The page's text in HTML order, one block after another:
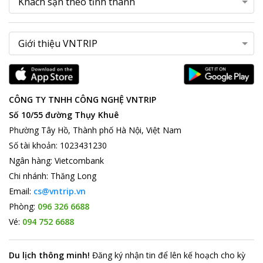
CÔNG TY TNHH CÔNG NGHỆ VNTRIP
Số 10/55 đường Thụy Khuê
Phường Tây Hồ, Thành phố Hà Nội, Việt Nam
Số tài khoản: 1023431230
Ngân hàng: Vietcombank
Chi nhánh: Thăng Long
Email: cs@vntrip.vn
Phòng: 096 326 6688
Vé: 094 752 6688
Du lịch thông minh! Đăng ký nhận tin để lên kế hoạch cho kỳ